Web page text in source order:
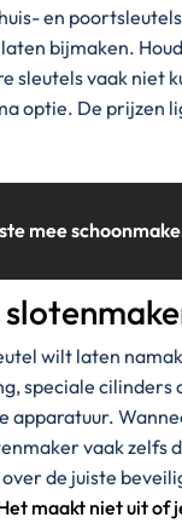
en
bijmaken.
sleutels vaak niet
optie. De prijzen
mee
wilt laten
speciale cilinders
vaak zelfs
de juiste
maakt niet uit of